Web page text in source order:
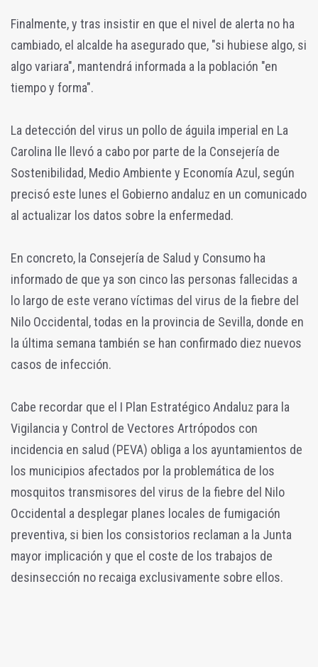
Finalmente, y tras insistir en que el nivel de alerta no ha
cambiado, el alcalde ha asegurado que, "si hubiese algo, si
algo variara", mantendrá informada a la población "en
tiempo y forma".
La detección del virus un pollo de águila imperial en La
Carolina lle llevó a cabo por parte de la Consejería de
Sostenibilidad, Medio Ambiente y Economía Azul, según
precisó este lunes el Gobierno andaluz en un comunicado
al actualizar los datos sobre la enfermedad.
En concreto, la Consejería de Salud y Consumo ha
informado de que ya son cinco las personas fallecidas a
lo largo de este verano víctimas del virus de la fiebre del
Nilo Occidental, todas en la provincia de Sevilla, donde en
la última semana también se han confirmado diez nuevos
casos de infección.
Cabe recordar que el I Plan Estratégico Andaluz para la
Vigilancia y Control de Vectores Artrópodos con
incidencia en salud (PEVA) obliga a los ayuntamientos de
los municipios afectados por la problemática de los
mosquitos transmisores del virus de la fiebre del Nilo
Occidental a desplegar planes locales de fumigación
preventiva, si bien los consistorios reclaman a la Junta
mayor implicación y que el coste de los trabajos de
desinsección no recaiga exclusivamente sobre ellos.